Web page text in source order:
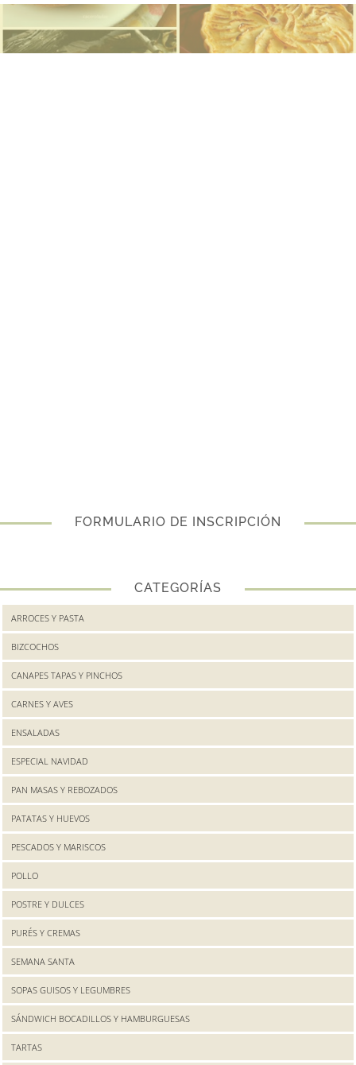
FORMULARIO DE INSCRIPCIÓN
CATEGORÍAS
ARROCES Y PASTA
BIZCOCHOS
CANAPES TAPAS Y PINCHOS
CARNES Y AVES
ENSALADAS
ESPECIAL NAVIDAD
PAN MASAS Y REBOZADOS
PATATAS Y HUEVOS
PESCADOS Y MARISCOS
POLLO
POSTRE Y DULCES
PURÉS Y CREMAS
SEMANA SANTA
SOPAS GUISOS Y LEGUMBRES
SÁNDWICH BOCADILLOS Y HAMBURGUESAS
TARTAS